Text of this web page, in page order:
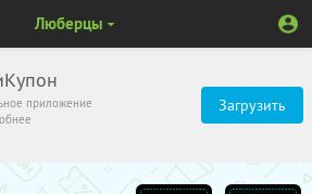
приложение
Загрузить
Люберцы